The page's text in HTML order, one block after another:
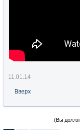
11.01.14
Вверх
(Вы